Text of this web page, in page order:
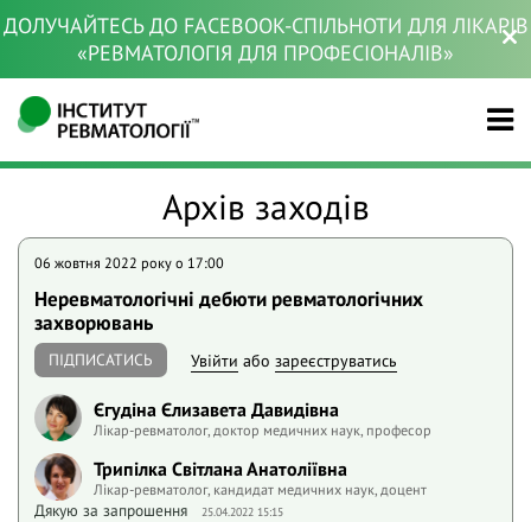
ДОЛУЧАЙТЕСЬ ДО FACEBOOK-СПІЛЬНОТИ ДЛЯ ЛІКАРІВ
«РЕВМАТОЛОГІЯ ДЛЯ ПРОФЕСІОНАЛІВ»
Архів заходів
06 жовтня 2022 року o 17:00
Неревматологічні дебюти ревматологічних
захворювань
ПІДПИСАТИСЬ Увійти або зареєструватись
Єгудіна Єлизавета Давидівна
Лікар-ревматолог, доктор медичних наук, професор
Трипілка Світлана Анатоліївна
Лікар-ревматолог, кандидат медичних наук, доцент
Дякую за запрошення 25.04.2022 15:15